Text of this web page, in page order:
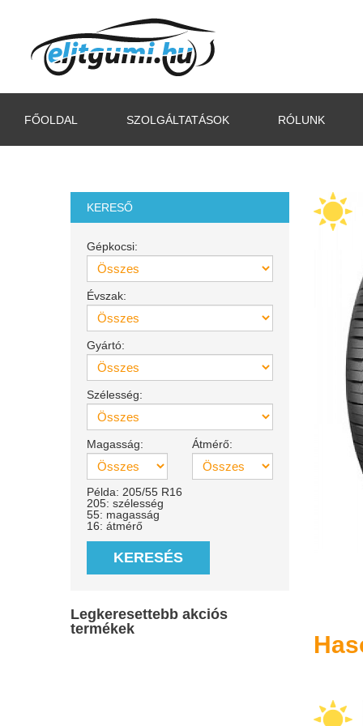
FŐOLDAL SZOLGÁLTATÁSOK RÓLUNK
KERESŐ
Gépkocsi:
Évszak:
Gyártó:
Szélesség:
Magasság: Átmérő:
Példa: 205/55 R16
205: szélesség
55: magasság
16: átmérő
KERESÉS
Legkeresettebb akciós
termékek